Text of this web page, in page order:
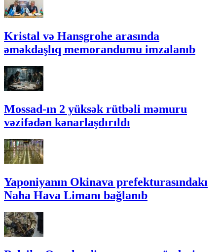
Kristal və Hansgrohe arasında
əməkdaşlıq memorandumu imzalanıb
Mossad-ın 2 yüksək rütbəli məmuru
vəzifədən kənarlaşdırıldı
Yaponiyanın Okinava prefekturasındakı
Naha Hava Limanı bağlanıb